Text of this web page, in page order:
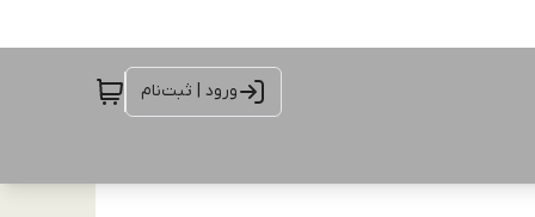
ورود | ثبت‌نام